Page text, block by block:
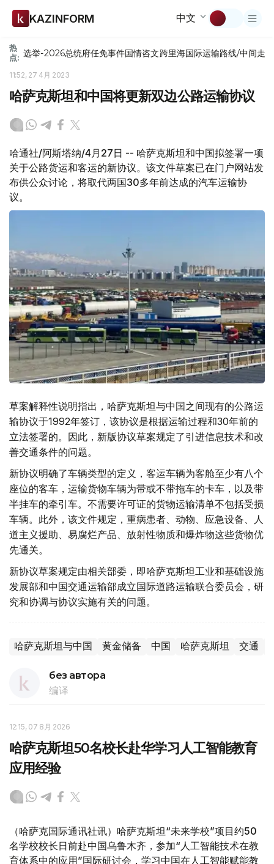
KAZINFORM 中文
热
点: 选举-2026总统府任免事件国情咨文跨里海国际运输路线/中间走廊
11:52, 27 4月 2023
哈萨克斯坦和中国将更新双边公路运输协议
哈通社/阿斯塔纳/4月27日 -- 哈萨克斯坦和中国拟签署一项
关于公路货运和客运的新协议。该文件草案已在门户网站发
布供公众讨论，将取代两国30多年前达成的汽车运输协
议。
草案解释性说明指出，哈萨克斯坦与中国之间现有的公路运
输协议于1992年签订，该协议是根据运输过程和30年前的
立法签署的。因此，新版协议草案规定了引进信息技术和改
善交通条件的问题。
新协议明确了车辆类型的定义，客运车辆为客舱至少有八个
座位的客车，运输货物车辆为带或不带拖车的卡车，以及带
半挂车的牵引车。不需要许可证的货物运输清单不包括受损
车辆。此外，该文件规定，重病患者、动物、应急设备、人
道主义援助、易腐烂产品、放射性物质和爆炸物这些货物优
先通关。
新协议草案规定由相关部委，即哈萨克斯坦工业和基础设施
发展部和中国交通运输部成立国际道路运输联合委员会，研
究和协调与协议实施有关的问题。
哈萨克斯坦与中国 黄金储备 中国 哈萨克斯坦 交通
без автора
编译
12:15, 07 8月 2026
哈萨克斯坦50名校长赴华学习人工智能教育
应用经验
（哈萨克国际通讯社讯）哈萨克斯坦“未来学校”项目约50
名学校校长日前赴中国乌鲁木齐，参加“人工智能技术在教
育体系中的应用”国际研讨会，学习中国在人工智能赋能教